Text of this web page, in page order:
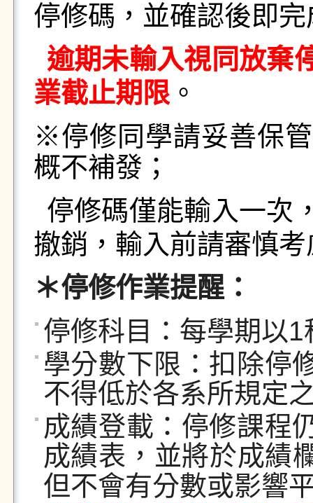
停修碼，並確認後即
逾期未輸入視同放棄
業截止期限。
※停修同學請妥善保管
概不補發；
停修碼僅能輸入一次
撤銷，輸入前請審慎考
＊停修作業提醒：
停修科目：每學期以1
學分數下限：扣除停
不得低於各系所規定
成績登載：停修課程
成績表，並將於成績
但不會有分數或影響